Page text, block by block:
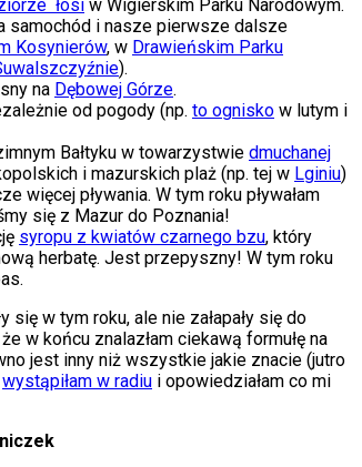
łosi w Wigierskim Parku Narodowym.
samochód i nasze pierwsze dalsze
Kosynierów, w Drawieńskim Parku
).
na Dębowej Górze.
od pogody (np. to ognisko w lutym i
Bałtyku w towarzystwie dmuchanej
i mazurskich plaż (np. tej w Lginiu)
więcej pływania. W tym roku pływałam
się z Mazur do Poznania!
syropu z kwiatów czarnego bzu, który
herbatę. Jest przepyszny! W tym roku
się w tym roku, ale nie załapały się do
w końcu znalazłam ciekawą formułę na
jest inny niż wszystkie jakie znacie (jutro
wystąpiłam w radiu i opowiedziałam co mi